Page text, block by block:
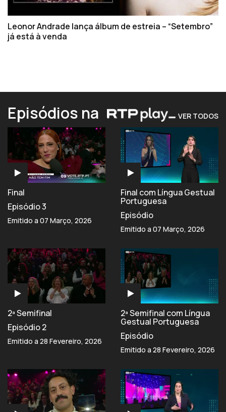
Leonor Andrade lança álbum de estreia – “Setembro”
já está à venda
Episódios na VER TODOS
Final
Episódio 3
Emitido a 07 Março, 2026
Final com Língua Gestual
Portuguesa
Episódio
Emitido a 07 Março, 2026
2ª Semifinal
Episódio 2
Emitido a 28 Fevereiro, 2026
2ª Semifinal com Língua
Gestual Portuguesa
Episódio
Emitido a 28 Fevereiro, 2026